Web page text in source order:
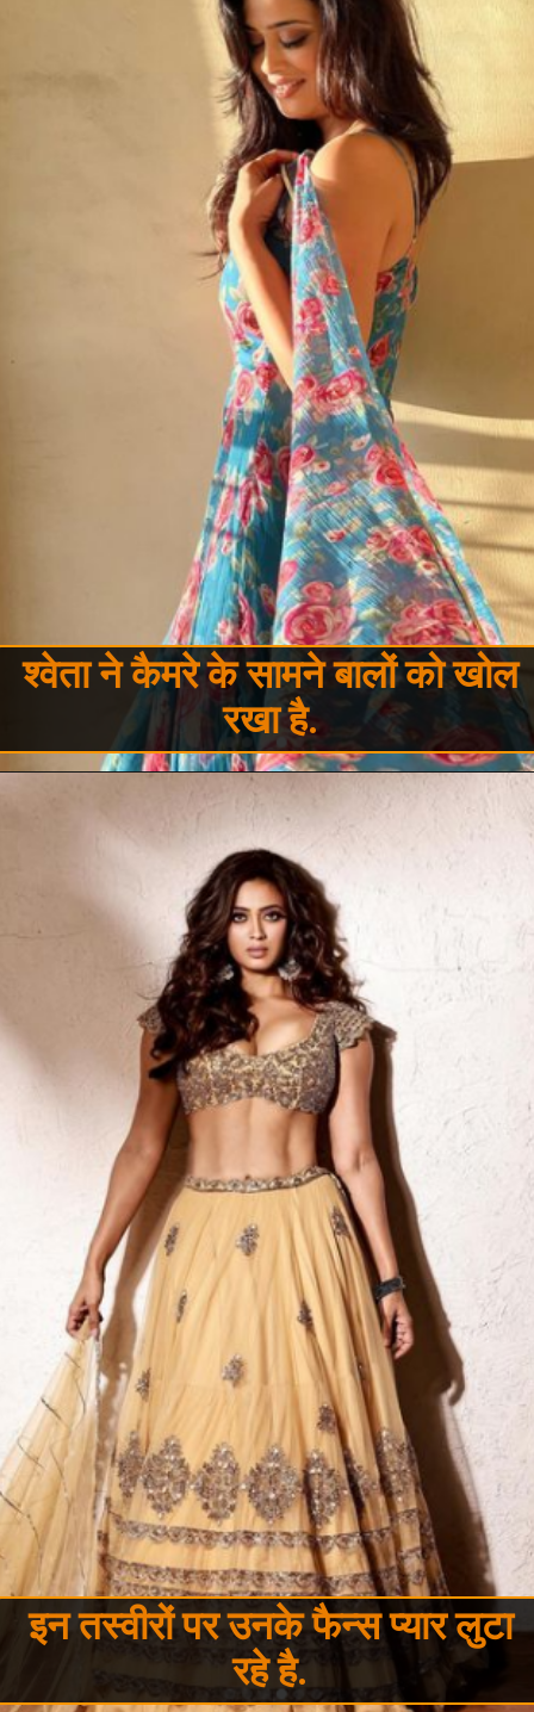
श्वेता ने कैमरे के सामने बालों को खोल
रखा है.
इन तस्वीरों पर उनके फैन्स प्यार लुटा
रहे है.